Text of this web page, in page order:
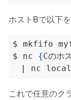
ホストBで以下
$ nc {Cのホ
nc
これで任意のク